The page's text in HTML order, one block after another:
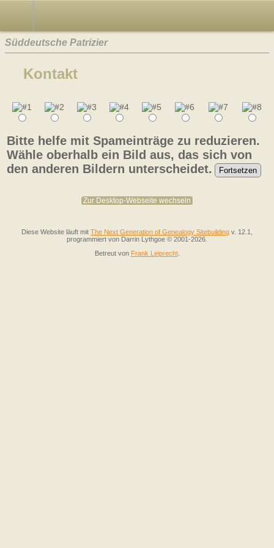
Süddeutsche Patrizier
Kontakt
Bitte helfe mit Spameinträge zu reduzieren.
Wähle oberhalb ein Bild aus, das sich von
den anderen Bildern unterscheidet.
Zur Desktop-Webseite wechseln
Diese Website läuft mit The Next Generation of Genealogy Sitebuilding v. 12.1,
programmiert von Darrin Lythgoe © 2001-2026.
Betreut von Frank Leiprecht.